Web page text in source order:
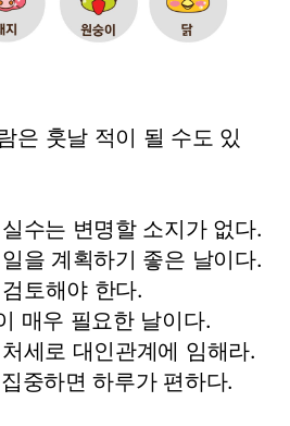
은 훗날 적이 될 수도 있
수는 변명할 소지가 없다.
을 계획하기 좋은 날이다.
토해야 한다.
매우 필요한 날이다.
세로 대인관계에 임해라.
중하면 하루가 편하다.